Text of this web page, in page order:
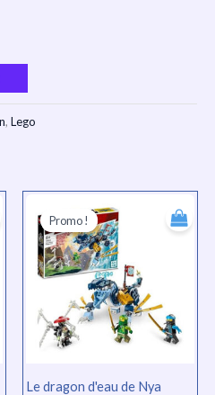
, Lego
Promo !
Le dragon d'eau de Nya
Promo !
prix
initial
était :
TND
145.000.
prix
actuel